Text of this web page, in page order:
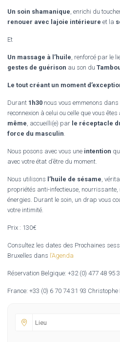
Un soin shamanique, enrichi du
renouer avec lajoie intérieure et la
Et
Un massage à l’huile, renforcé par le
gestes de guérison au son du
Le tout créant un moment
Durant 1h30 nous vous emmenons dans
reconnexion à celui ou celle que vous êtes
même, accueilli(e) par le réceptacle
force du masculin.
Nous posons avec vous une intention
avec votre état d’être du moment.
Nous utilisons l’huile de sésame,
propriétés anti-infectieuse,
énergies. Durant le soin, un drap vous
votre intimité.
Prix : 130€
Consultez les dates des Prochaines
Bruxelles dans l’Agenda
Réservation Belgique: +32 (0) 477 48 95
France: +33 (0) 6 70 74 31 93 Christophe